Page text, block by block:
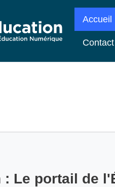
Accueil
Contact
: Le portail de